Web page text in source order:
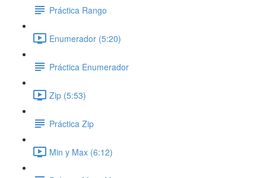
Práctica Rango
Enumerador (5:20)
Práctica Enumerador
Zip (5:53)
Práctica Zip
Min y Max (6:12)